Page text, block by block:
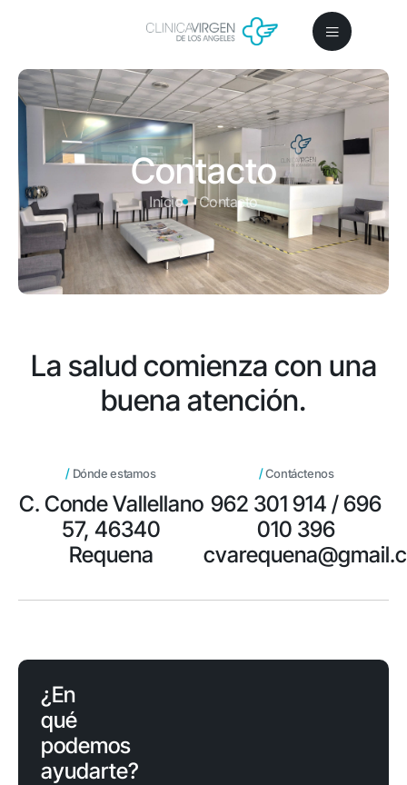
Contacto
Inicio Contacto
La salud comienza con una
buena atención.
/ Dónde estamos
C. Conde Vallellano
57, 46340
Requena
/Contáctenos
962 301 914 / 696
010 396
¿En
qué
podemos
ayudarte?